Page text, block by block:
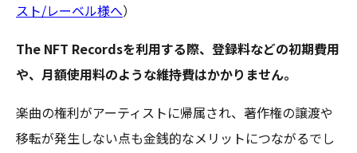
スト/レーベル様へ）
The NFT Recordsを利用する際、登録料などの初期費用
や、月額使用料のような維持費はかかりません。
楽曲の権利がアーティストに帰属され、著作権の譲渡や
移転が発生しない点も金銭的なメリットにつながるでし